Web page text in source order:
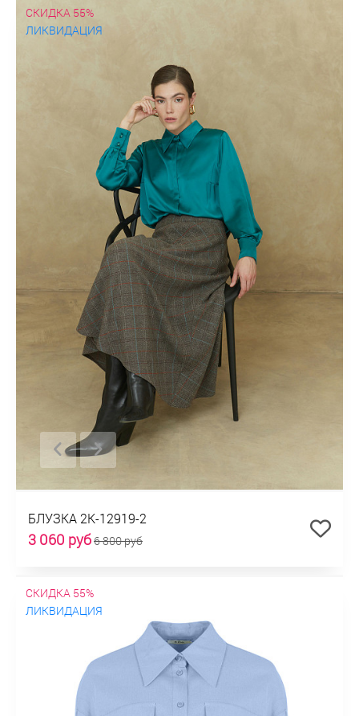
СКИДКА 55%
ЛИКВИДАЦИЯ
БЛУЗКА 2К-12919-2
3 060 руб6 800 руб
СКИДКА 55%
ЛИКВИДАЦИЯ